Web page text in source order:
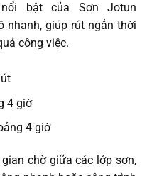
bật của Sơn Jotun
nhanh, giúp rút ngắn thời
công việc.
4 giờ
4 giờ
chờ giữa các lớp sơn,